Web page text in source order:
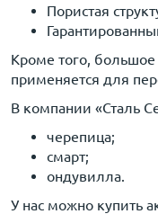
Пористая
Кроме того,
применяется для
В компании «Сталь
черепица;
смарт;
ондувилла.
У нас можно купить